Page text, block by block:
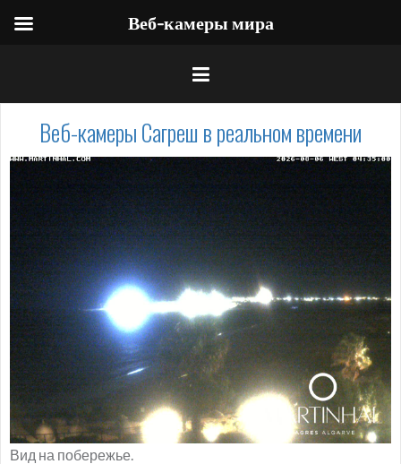
Веб-камеры Сагреш в реальном времени
Вид на побережье.
Веб-камеры мира